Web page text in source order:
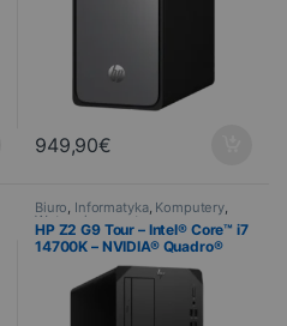
949,90€
Biuro, Informatyka, Komputery,
Wstępnie zmontowany
HP Z2 G9 Tour – Intel® Core™ i7
14700K – NVIDIA® Quadro®
T1000 (4 Go) – 16 Go DDR5 –
SSD 512 Go – Windows 11 Pro